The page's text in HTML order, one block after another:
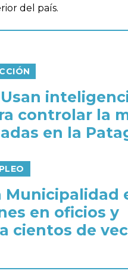
del país.
controlar la
en la
Municipalidad
en oficios y
cientos de